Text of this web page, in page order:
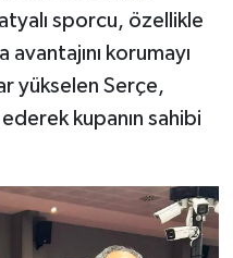
sporcu, özellikle
avantajını korumayı
yükselen Serçe,
kupanın sahibi